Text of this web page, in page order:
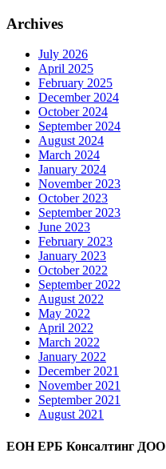
Archives
July 2026
April 2025
February 2025
December 2024
October 2024
September 2024
August 2024
March 2024
January 2024
November 2023
October 2023
September 2023
June 2023
February 2023
January 2023
October 2022
September 2022
August 2022
May 2022
April 2022
March 2022
January 2022
December 2021
November 2021
September 2021
August 2021
ЕОН ЕРБ Консалтинг ДОО